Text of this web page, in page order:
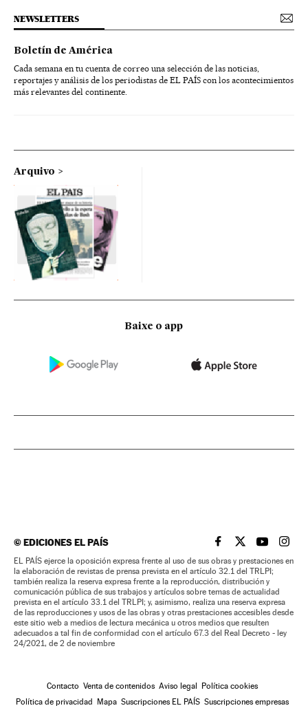
NEWSLETTERS
Boletín de América
Cada semana en tu cuenta de correo una selección de las noticias,
reportajes y análisis de los periodistas de EL PAÍS con los acontecimientos
más relevantes del continente.
Arquivo
Baixe o app
©EDICIONES EL PAÍS EL PAÍS BRASIL EN
EL PAÍSEL PAÍS
EL
EL PAÍS ejerce la oposición expresa frente al uso de sus obras y prestaciones en
la elaboración de revistas de prensa prevista en el artículo 32.1 del TRLPI;
también realiza la reserva expresa frente a la reproducción, distribución y
comunicación pública de sus trabajos y artículos sobre temas de actualidad
prevista en el artículo 33.1 del TRLPI; y, asimismo, realiza una reserva expresa
de las reproducciones y usos de las obras y otras prestaciones accesibles desde
este sitio web a medios de lectura mecánica u otros medios que resulten
adecuados a tal fin de conformidad con el artículo 67.3 del Real Decreto - ley
24/2021, de 2 de noviembre
Contacto Venta de contenidos Aviso legal Política cookies
Política de privacidad Mapa Suscripciones EL PAÍS Suscripciones empresas